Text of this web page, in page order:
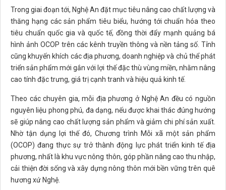
Trong giai đoạn tới, Nghệ An đặt mục tiêu nâng cao chất lượng và
thăng hạng các sản phẩm tiêu biểu, hướng tới chuẩn hóa theo
tiêu chuẩn quốc gia và quốc tế, đồng thời đẩy mạnh quảng bá
hình ảnh OCOP trên các kênh truyền thông và nền tảng số. Tỉnh
cũng khuyến khích các địa phương, doanh nghiệp và chủ thể phát
triển sản phẩm mới gắn với lợi thế đặc thù vùng miền, nhằm nâng
cao tính đặc trưng, giá trị cạnh tranh và hiệu quả kinh tế.
Theo các chuyên gia, mỗi địa phương ở Nghệ An đều có nguồn
nguyên liệu phong phú, đa dạng, nếu được khai thác đúng hướng
sẽ giúp nâng cao chất lượng sản phẩm và giảm chi phí sản xuất.
Nhờ tận dụng lợi thế đó, Chương trình Mỗi xã một sản phẩm
(OCOP) đang thực sự trở thành động lực phát triển kinh tế địa
phương, nhất là khu vực nông thôn, góp phần nâng cao thu nhập,
cải thiện đời sống và xây dựng nông thôn mới bền vững trên quê
hương xứ Nghệ.